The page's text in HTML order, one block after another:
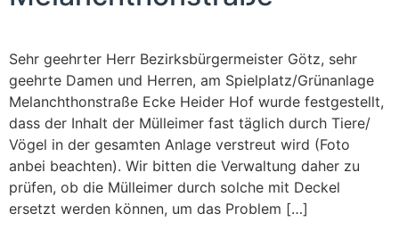
Sehr geehr­ter Herr Bezirks­bür­ger­meis­ter Götz, sehr
geehr­te Damen und Her­ren, am Spielplatz/​​Grünanlage
Melan­chthon­stra­ße Ecke Hei­der Hof wur­de fest­ge­stellt,
dass der Inhalt der Müll­ei­mer fast täg­lich durch Tiere/​​
Vögel in der gesam­ten Anla­ge ver­streut wird (Foto
anbei beach­ten). Wir bit­ten die Ver­wal­tung daher zu
prü­fen, ob die Müll­ei­mer durch sol­che mit Deckel
ersetzt wer­den kön­nen, um das Problem […]